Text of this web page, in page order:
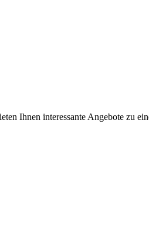
Ihnen interessante Angebote zu